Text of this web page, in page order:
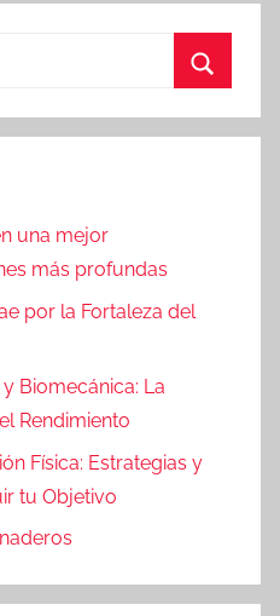
una mejor
más profundas
por la Fortaleza del
Biomecánica: La
Rendimiento
Física: Estrategias y
tu Objetivo